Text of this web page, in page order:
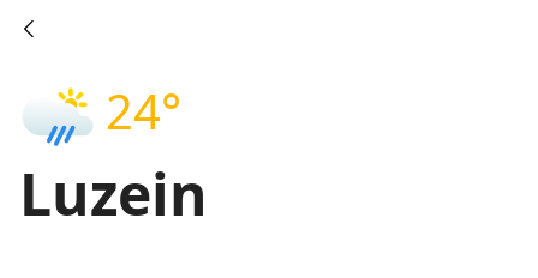
24°
Luzein